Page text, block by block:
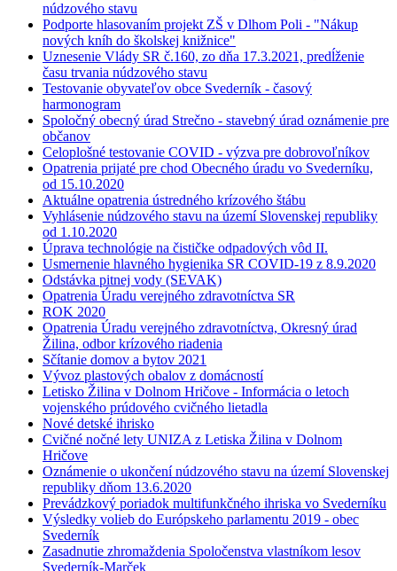
núdzového stavu
Podporte hlasovaním projekt ZŠ v Dlhom Poli - "Nákup
nových kníh do školskej knižnice"
Uznesenie Vlády SR č.160, zo dňa 17.3.2021, predĺženie
času trvania núdzového stavu
Testovanie obyvateľov obce Svederník - časový
harmonogram
Spoločný obecný úrad Strečno - stavebný úrad oznámenie pre
občanov
Celoplošné testovanie COVID - výzva pre dobrovoľníkov
Opatrenia prijaté pre chod Obecného úradu vo Svederníku,
od 15.10.2020
Aktuálne opatrenia ústredného krízového štábu
Vyhlásenie núdzového stavu na území Slovenskej republiky
od 1.10.2020
Úprava technológie na čističke odpadových vôd II.
Usmernenie hlavného hygienika SR COVID-19 z 8.9.2020
Odstávka pitnej vody (SEVAK)
Opatrenia Úradu verejného zdravotníctva SR
ROK 2020
Opatrenia Úradu verejného zdravotníctva, Okresný úrad
Žilina, odbor krízového riadenia
Sčítanie domov a bytov 2021
Vývoz plastových obalov z domácností
Letisko Žilina v Dolnom Hričove - Informácia o letoch
vojenského prúdového cvičného lietadla
Nové detské ihrisko
Cvičné nočné lety UNIZA z Letiska Žilina v Dolnom
Hričove
Oznámenie o ukončení núdzového stavu na území Slovenskej
republiky dňom 13.6.2020
Prevádzkový poriadok multifunkčného ihriska vo Svederníku
Výsledky volieb do Európskeho parlamentu 2019 - obec
Svederník
Zasadnutie zhromaždenia Spoločenstva vlastníkom lesov
Svederník-Marček